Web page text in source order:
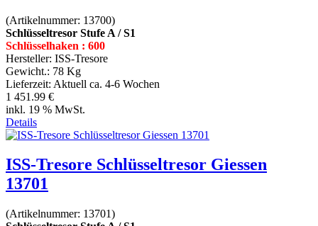
(Artikelnummer: 13700)
Schlüsseltresor Stufe A / S1
Schlüsselhaken : 600
Hersteller: ISS-Tresore
Gewicht.: 78 Kg
Lieferzeit: Aktuell ca. 4-6 Wochen
1 451.99 €
inkl. 19 % MwSt.
Details
ISS-Tresore Schlüsseltresor Giessen
13701
(Artikelnummer: 13701)